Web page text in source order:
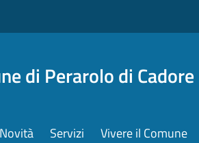
di Perarolo di Cadore
Novità Servizi Vivere il Comune